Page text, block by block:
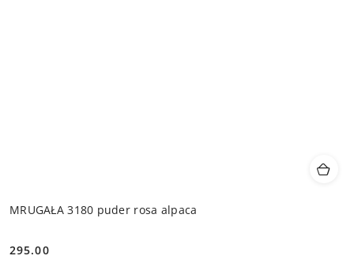
MRUGAŁA 3180 puder rosa alpaca
Cena:
295.00